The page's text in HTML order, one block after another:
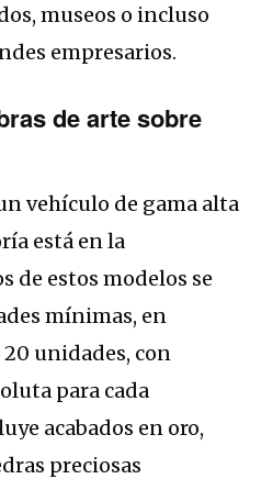
museos o incluso
empresarios.
de arte sobre
vehículo de gama alta
está en la
de estos modelos se
mínimas, en
unidades, con
para cada
acabados en oro,
preciosas